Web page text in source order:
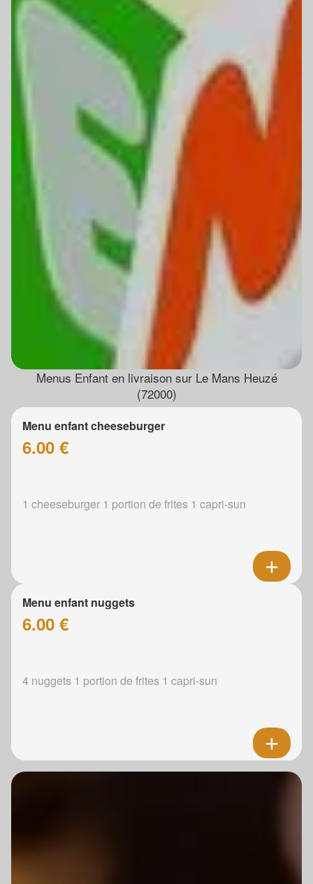
Menus Enfant en livraison sur Le Mans Heuzé
(72000)
Menu enfant cheeseburger
6.00 €
1 cheeseburger 1 portion de frites 1 capri-sun
Menu enfant nuggets
6.00 €
4 nuggets 1 portion de frites 1 capri-sun